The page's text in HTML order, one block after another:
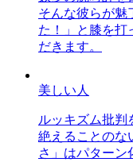
そんな彼らが魅
た！」と膝を打
だきます。
美しい人
ルッキズム批判
絶えることのな
さ」はパターン